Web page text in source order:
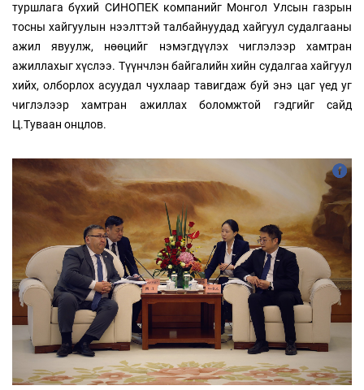
туршлага бүхий СИНОПЕК компанийг Монгол Улсын газрын
тосны хайгуулын нээлттэй талбайнуудад хайгуул судалгааны
ажил явуулж, нөөцийг нэмэгдүүлэх чиглэлээр хамтран
ажиллахыг хүслээ. Түүнчлэн байгалийн хийн судалгаа хайгуул
хийх, олборлох асуудал чухлаар тавигдаж буй энэ цаг үед уг
чиглэлээр хамтран ажиллах боломжтой гэдгийг сайд
Ц.Туваан онцлов.